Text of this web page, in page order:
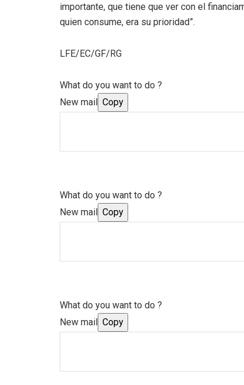
importante, que tiene que ver con el
quien consume, era su prioridad”.
LFE/EC/GF/RG
What do you want to do ?
New mail
Copy
What do you want to do ?
New mail
Copy
What do you want to do ?
New mail
Copy